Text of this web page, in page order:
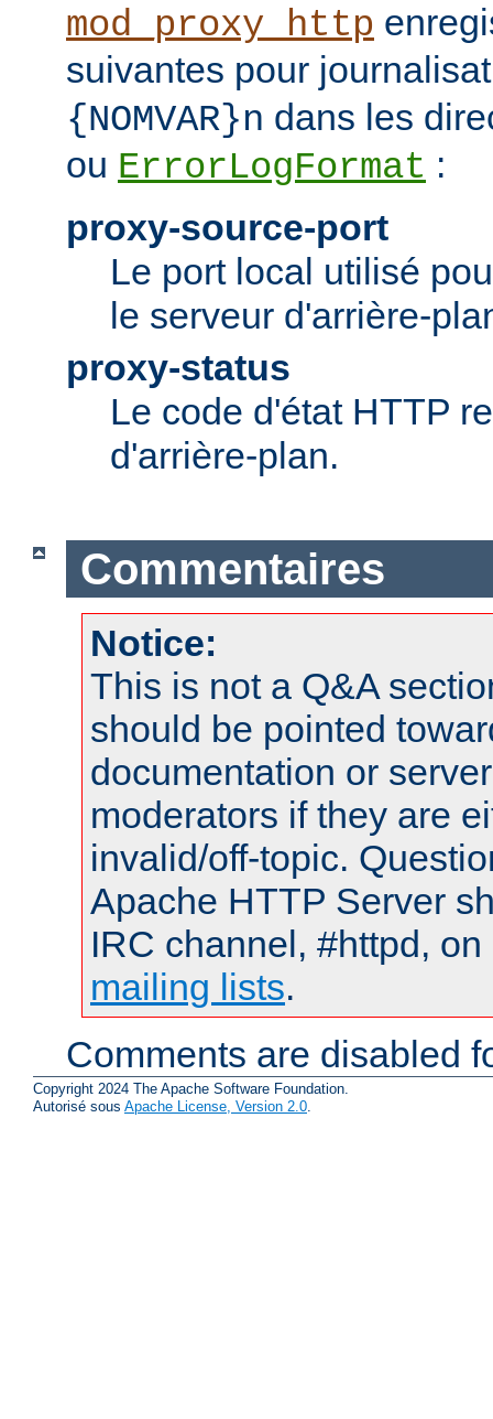
mod_proxy_http
suivantes pour
{NOMVAR}n dans les
ou ErrorLogFormat :
proxy-source-port
Le port local utilisé
le serveur d'arrière-
proxy-status
Le code d'état HTTP
d'arrière-plan.
Commentaires
Notice:
This is not a Q&A
should be pointed
documentation or
moderators if they are
invalid/off-topic.
Apache HTTP Server
IRC channel, #httpd,
mailing lists.
Comments are disabled
Copyright 2024 The Apache Software Foundation.
Autorisé sous Apache License, Version 2.0.